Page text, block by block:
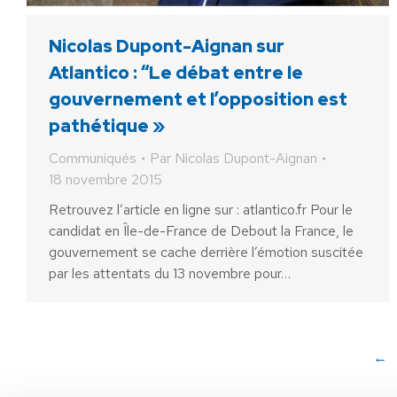
Nicolas Dupont-Aignan sur
Atlantico : “Le débat entre le
gouvernement et l’opposition est
pathétique »
Communiqués Par Nicolas Dupont-Aignan
18 novembre 2015
Retrouvez l’article en ligne sur : atlantico.fr Pour le
candidat en Île-de-France de Debout la France, le
gouvernement se cache derrière l’émotion suscitée
par les attentats du 13 novembre pour…
←